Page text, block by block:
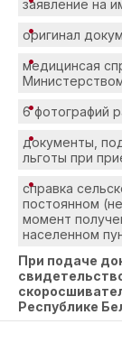
заявление на
оригинал
медицинсая
6 фотографий
документы,
льготы при
справка
постоянном
момент
населенном
При подаче
Республике